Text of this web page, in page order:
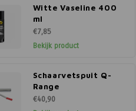
Witte Vaseline 400
ml
€7,85
Bekijk product
Schaarvetspuit Q-
Range
€40,90